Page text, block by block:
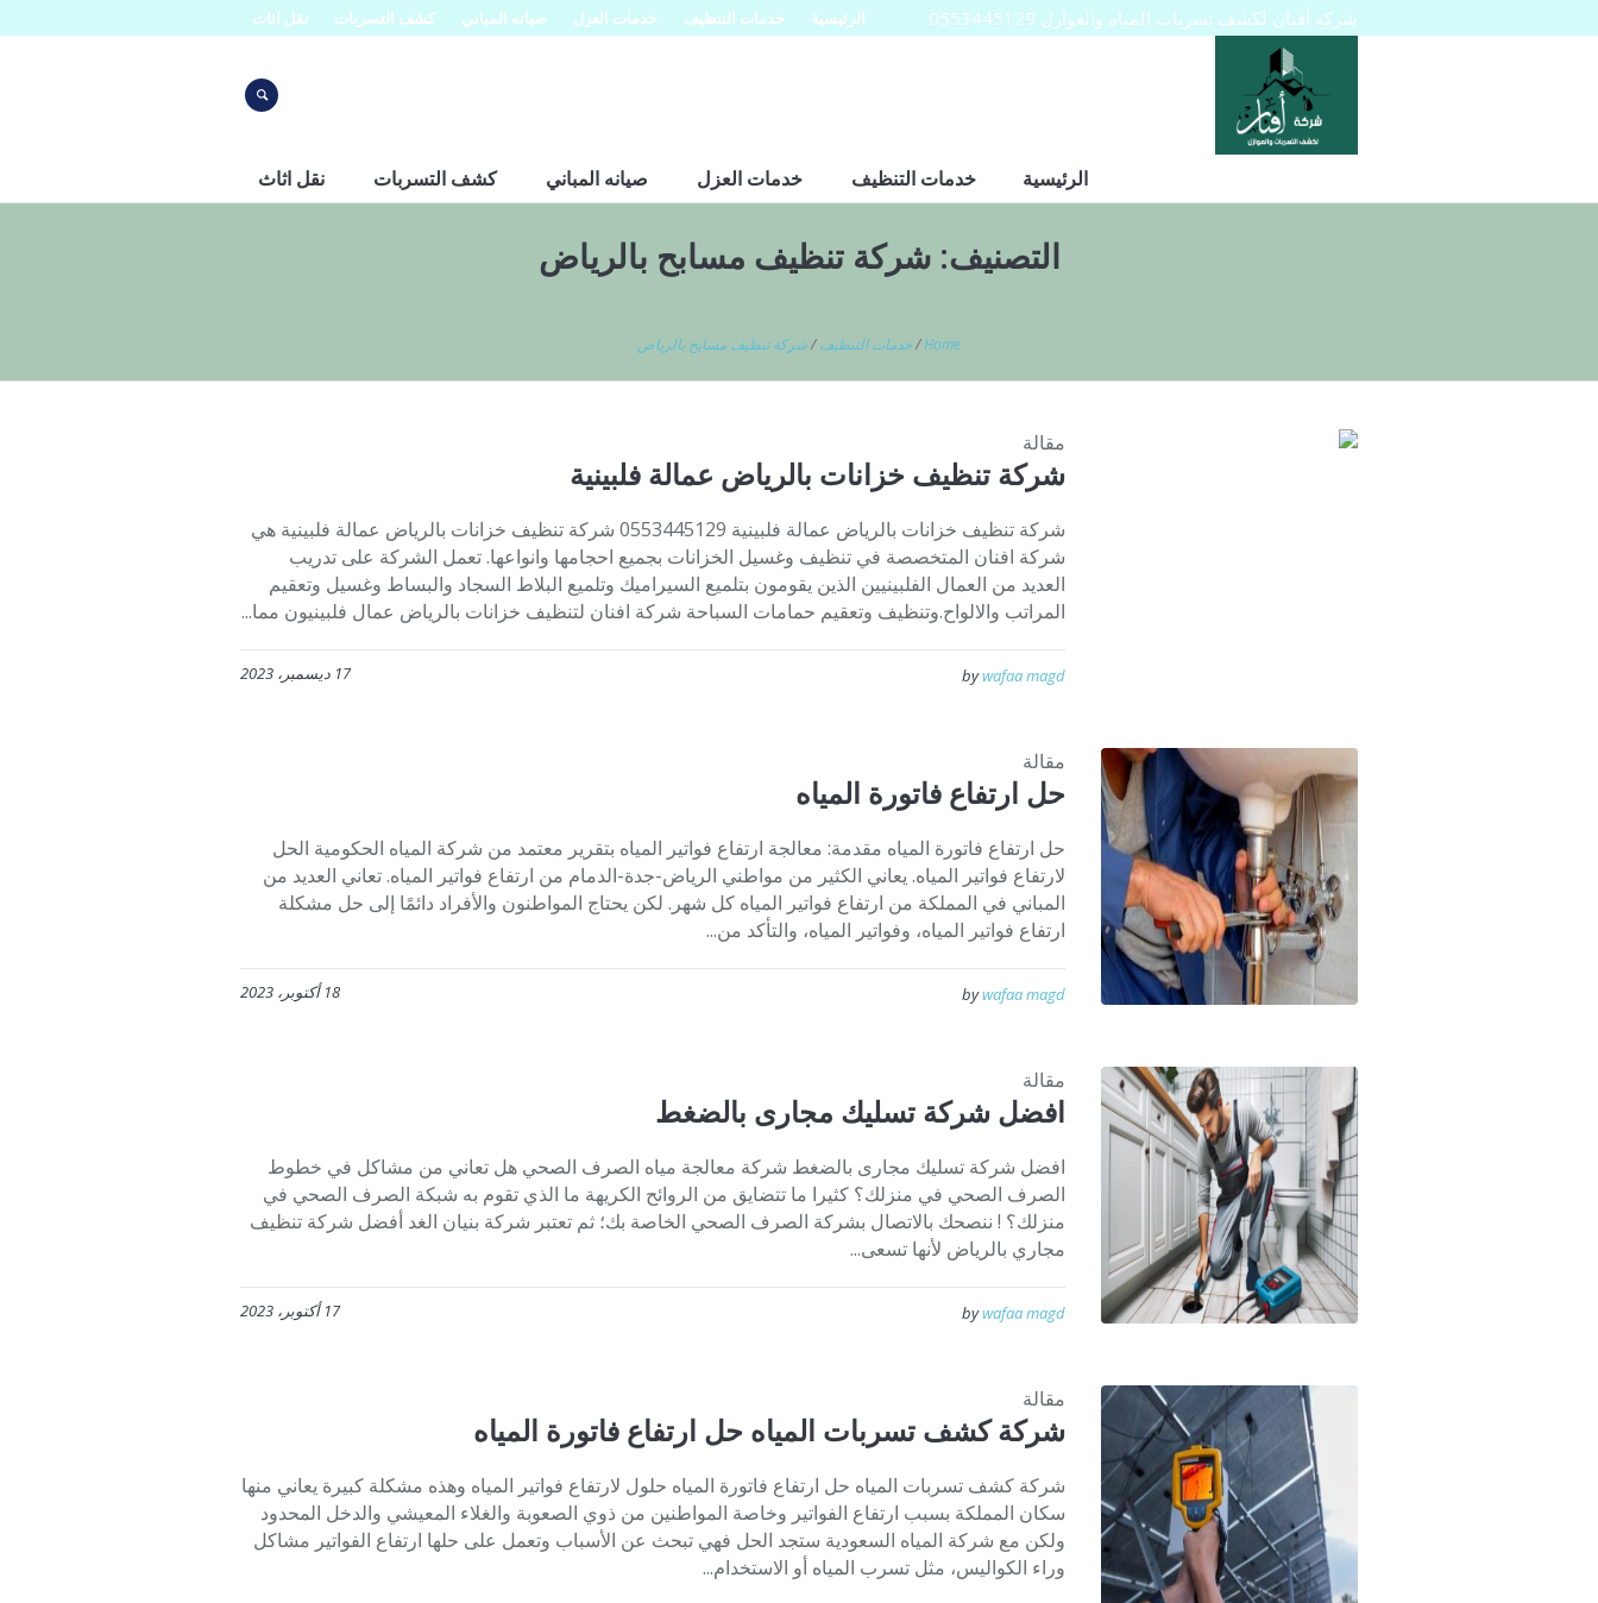
الرئيسية خدمات التنظيف خدمات العزل صيانه المباني كشف التسربات نقل اثاث شركة أفنان لكشف تسربات المياه والعوازل 0553445129
الرئيسية خدمات التنظيف خدمات العزل صيانه المباني كشف التسربات نقل اثاث
التصنيف:شركة تنظيف مسابح بالرياض
Home
/خدمات التنظيف /شركة تنظيف مسابح بالرياض
مقالة
شركة تنظيف خزانات بالرياض عمالة فلبينية
شركة تنظيف خزانات بالرياض عمالة فلبينية 0553445129 شركة تنظيف خزانات بالرياض عمالة فلبينية هي
شركة افنان المتخصصة في تنظيف وغسيل الخزانات بجميع احجامها وانواعها. تعمل الشركة على تدريب
العديد من العمال الفلبينيين الذين يقومون بتلميع السيراميك وتلميع البلاط السجاد والبساط وغسيل وتعقيم
المراتب والالواح.وتنظيف وتعقيم حمامات السباحة شركة افنان لتنظيف خزانات بالرياض عمال فلبينيون مما...
17 ديسمبر، 2023 bywafaa magd
مقالة
حل ارتفاع فاتورة المياه
حل ارتفاع فاتورة المياه مقدمة: معالجة ارتفاع فواتير المياه بتقرير معتمد من شركة المياه الحكومية الحل
لارتفاع فواتير المياه. يعاني الكثير من مواطني الرياض-جدة-الدمام من ارتفاع فواتير المياه. تعاني العديد من
المباني في المملكة من ارتفاع فواتير المياه كل شهر. لكن يحتاج المواطنون والأفراد دائمًا إلى حل مشكلة
ارتفاع فواتير المياه، وفواتير المياه، والتأكد من...
18 أكتوبر، 2023 bywafaa magd
مقالة
افضل شركة تسليك مجارى بالضغط
افضل شركة تسليك مجارى بالضغط شركة معالجة مياه الصرف الصحي هل تعاني من مشاكل في خطوط
الصرف الصحي في منزلك؟ كثيرا ما تتضايق من الروائح الكريهة ما الذي تقوم به شبكة الصرف الصحي في
منزلك؟ ! ننصحك بالاتصال بشركة الصرف الصحي الخاصة بك؛ ثم تعتبر شركة بنيان الغد أفضل شركة تنظيف
مجاري بالرياض لأنها تسعى...
17 أكتوبر، 2023 bywafaa magd
مقالة
شركة كشف تسربات المياه حل ارتفاع فاتورة المياه
شركة كشف تسربات المياه حل ارتفاع فاتورة المياه حلول لارتفاع فواتير المياه وهذه مشكلة كبيرة يعاني منها
سكان المملكة بسبب ارتفاع الفواتير وخاصة المواطنين من ذوي الصعوبة والغلاء المعيشي والدخل المحدود
ولكن مع شركة المياه السعودية ستجد الحل فهي تبحث عن الأسباب وتعمل على حلها ارتفاع الفواتير مشاكل
وراء الكواليس، مثل تسرب المياه أو الاستخدام...